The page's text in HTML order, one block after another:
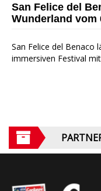
San Felice del
Wunderland vom
San Felice del Benaco
immersiven Festival